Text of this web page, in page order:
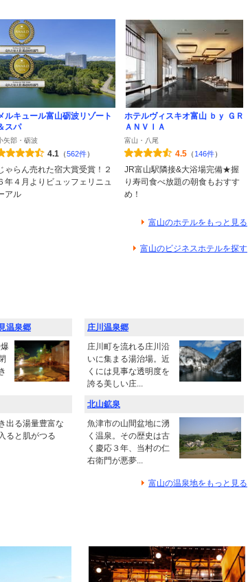
ルキュール富山砺波リゾート
スパ
矢部・砺波
4.1 （562件）
ゃらん売れた宿大賞受賞！２
年４月よりビュッフェリニュ
アル
ホテルヴィスキオ富山 ｂｙ ＧＲ
ＡＮＶＩＡ
富山・八尾
4.5 （ 146件）
JR富山駅隣接&大浴場完備★握
り寿司食べ放題の朝食もおすす
め！
富山のホテルをもっと見る
富山のビジネスホテルを探す
温泉郷
庄川温泉郷
庄川町を流れる庄川沿
いに集まる湯治場。近
くには見事な透明度を
誇る美しい庄...
出る湯量豊富な
ると肌がつる
北山鉱泉
魚津市の山間盆地に湧
く温泉。その歴史は古
く慶応３年、当村の仁
右衛門が悪夢...
富山の温泉地をもっと見る